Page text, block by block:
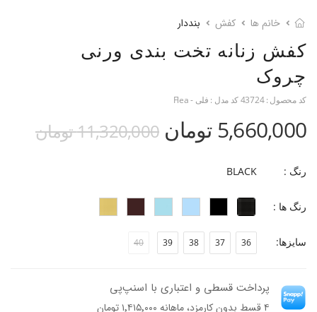
خانم ها کفش بند‎دار
کفش زنانه تخت بندی ورنی
چروک
کد محصول :43724کد مدل : فلی - Flea
5,660,000 تومان 11,320,000 تومان
رنگ : BLACK
رنگ ها :
سایزها: 36
37
38
39
40
پرداخت قسطی و اعتباری با اسنپ‌پی
۴ قسط بدون کارمزد، ماهانه ۱٬۴۱۵٬۰۰۰ تومان